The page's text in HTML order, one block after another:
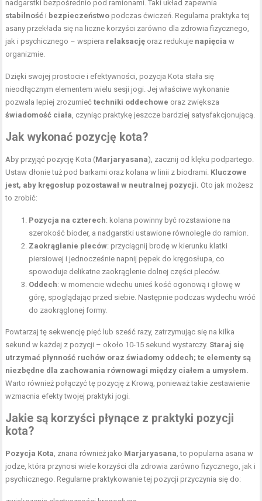
nadgarstki bezpośrednio pod ramionami. Taki układ zapewnia
stabilność i bezpieczeństwo podczas ćwiczeń. Regularna praktyka tej
asany przekłada się na liczne korzyści zarówno dla zdrowia fizycznego,
jak i psychicznego – wspiera relaksację oraz redukuje napięcia w
organizmie.
Dzięki swojej prostocie i efektywności, pozycja Kota stała się
nieodłącznym elementem wielu sesji jogi. Jej właściwe wykonanie
pozwala lepiej zrozumiećtechniki oddechowe oraz zwiększa
świadomość ciała , czyniąc praktykę jeszcze bardziej satysfakcjonującą.
Jak wykonać pozycję kota?
Aby przyjąć pozycję Kota (Marjaryasana), zacznij od klęku podpartego
Ustaw dłonie tuż pod barkami oraz kolana w linii z biodrami. Kluczowe
jest, aby kręgosłup pozostawał w neutralnej pozycji. Oto jak możesz
to zrobić:
Pozycja na czterech: kolana powinny być rozstawione na
szerokość bioder, a nadgarstki ustawione równolegle do ramion.
Zaokrąglanie pleców: przyciągnij brodę w kierunku klatki
piersiowej i jednocześnie napnij pępek do kręgosłupa, co
spowoduje delikatne zaokrąglenie dolnej części pleców.
Oddech: w momencie wdechu unieś kość ogonową i głowę w
górę, spoglądając przed siebie. Następnie podczas wydechu wróć
do zaokrąglonej formy.
Powtarzaj tę sekwencję pięć lub sześć razy, zatrzymując się na kilka
sekund w każdej z pozycji – około 10-15 sekund wystarczy. Staraj się
utrzymać płynność ruchów oraz świadomy oddech; te elementy są
niezbędne dla zachowania równowagi między ciałem a umysłem.
Warto również połączyć tę pozycję z Krową, ponieważ takie zestawienie
wzmacnia efekty twojej praktyki jogi.
Jakie są korzyści płynące z praktyki pozycji
kota?
Pozycja Kota , znana również jako Marjaryasana , to popularna asana w
jodze , która przynosi wiele korzyści dla zdrowia zarówno fizycznego, jak i
psychicznego. Regularne praktykowanie tej pozycji przyczynia się do: